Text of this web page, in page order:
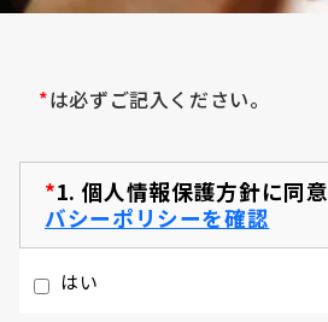
*は必ずご記入ください。
*1. 個人情報保護方針に同意
バシーポリシーを確認
はい